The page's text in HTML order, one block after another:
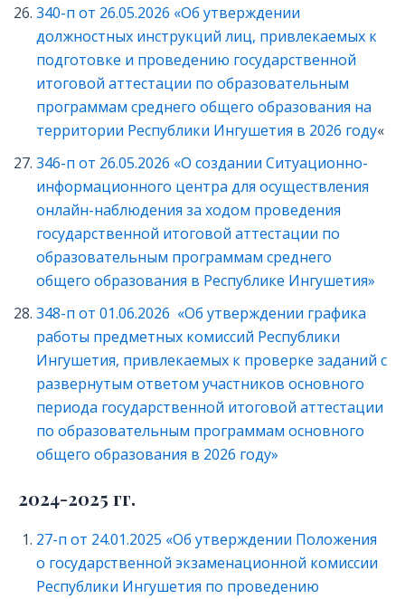
340-п от 26.05.2026 «Об утверждении
должностных инструкций лиц, привлекаемых к
подготовке и проведению государственной
итоговой аттестации по образовательным
программам среднего общего образования на
территории Республики Ингушетия в 2026 году«
346-п от 26.05.2026 «О создании Ситуационно-
информационного центра для осуществления
онлайн-наблюдения за ходом проведения
государственной итоговой аттестации по
образовательным программам среднего
общего образования в Республике Ингушетия»
348-п от 01.06.2026 «Об утверждении графика
работы предметных комиссий Республики
Ингушетия, привлекаемых к проверке заданий с
развернутым ответом участников основного
периода государственной итоговой аттестации
по образовательным программам основного
общего образования в 2026 году»
2024-2025 гг.
27-п от 24.01.2025 «Об утверждении Положения
о государственной экзаменационной комиссии
Республики Ингушетия по проведению